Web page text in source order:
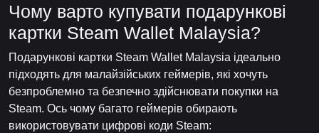
Чому варто купувати подарункові
картки Steam Wallet Malaysia?
Подарункові картки Steam Wallet Malaysia ідеально
підходять для малайзійських геймерів, які хочуть
безпроблемно та безпечно здійснювати покупки на
Steam. Ось чому багато геймерів обирають
використовувати цифрові коди Steam: